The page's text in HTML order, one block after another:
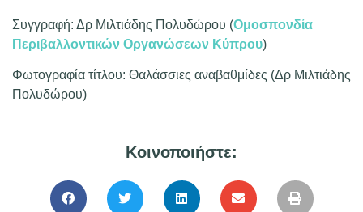
Συγγραφή: Δρ Μιλτιάδης Πολυδώρου (Ομοσπονδία
Περιβαλλοντικών Οργανώσεων Κύπρου)
Φωτογραφία τίτλου: Θαλάσσιες αναβαθμίδες (Δρ Μιλτιάδης
Πολυδώρου)
Κοινοποιήστε: